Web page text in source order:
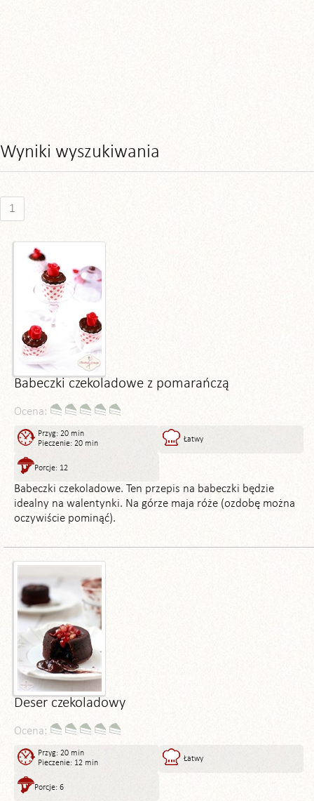
Wyniki wyszukiwania
1
Babeczki czekoladowe z pomarańczą
Ocena:
Przyg: 20 min
Pieczenie: 20 min
Łatwy
Porcje: 12
Babeczki czekoladowe. Ten przepis na babeczki będzie
idealny na walentynki. Na górze maja róże (ozdobę można
oczywiście pominąć).
Deser czekoladowy
Ocena:
Przyg: 20 min
Pieczenie: 12 min
Łatwy
Porcje: 6